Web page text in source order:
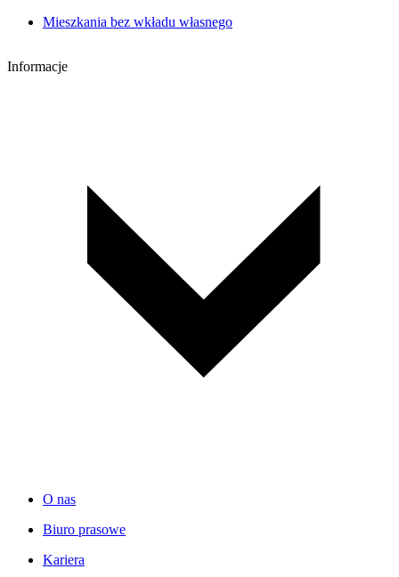
Mieszkania bez wkładu własnego
Informacje
O nas
Biuro prasowe
Kariera